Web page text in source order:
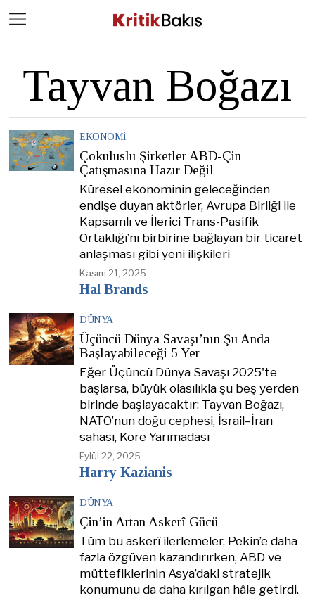
Tayvan Boğazı
EKONOMI
Çokuluslu Şirketler ABD-Çin
Çatışmasına Hazır Değil
Küresel ekonominin geleceğinden
endişe duyan aktörler, Avrupa Birliği ile
Kapsamlı ve İlerici Trans-Pasifik
Ortaklığı’nı birbirine bağlayan bir ticaret
anlaşması gibi yeni ilişkileri
Kasım 21, 2025
Hal Brands
DÜNYA
Üçüncü Dünya Savaşı’nın Şu Anda
Başlayabileceği 5 Yer
Eğer Üçüncü Dünya Savaşı 2025'te
başlarsa, büyük olasılıkla şu beş yerden
birinde başlayacaktır: Tayvan Boğazı,
NATO’nun doğu cephesi, İsrail–İran
sahası, Kore Yarımadası
Eylül 22, 2025
Harry Kazianis
DÜNYA
Çin’in Artan Askerî Gücü
Tüm bu askerî ilerlemeler, Pekin’e daha
fazla özgüven kazandırırken, ABD ve
müttefiklerinin Asya’daki stratejik
konumunu da daha kırılgan hâle getirdi.